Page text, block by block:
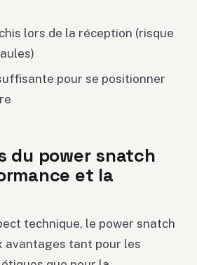
lors de la réception (risque
pour se positionner
du power snatch
et la
technique, le power snatch
avantages tant pour les